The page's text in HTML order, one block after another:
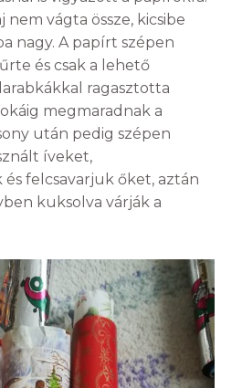
vágta össze, kicsibe
nagy. A papírt szépen
és csak a lehető
ragasztotta
megmaradnak a
után pedig szépen
íveket,
felcsavarjuk őket, aztán
kuksolva várják a